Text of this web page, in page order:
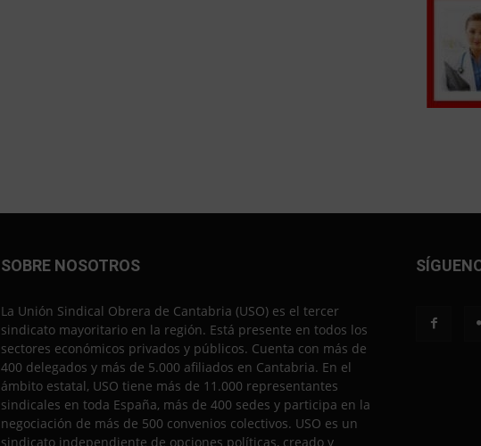
SOBRE NOSOTROS
La Unión Sindical Obrera de Cantabria (USO) es el tercer
sindicato mayoritario en la región. Está presente en todos los
sectores económicos privados y públicos. Cuenta con más de
400 delegados y más de 5.000 afiliados en Cantabria. En el
ámbito estatal, USO tiene más de 11.000 representantes
sindicales en toda España, más de 400 sedes y participa en la
negociación de más de 500 convenios colectivos. USO es un
sindicato independiente de opciones políticas, creado y